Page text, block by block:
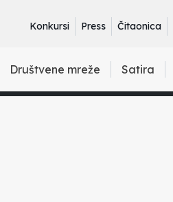
Konkursi Press Čitaonica
Društvene mreže Satira